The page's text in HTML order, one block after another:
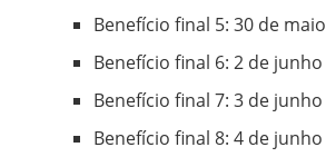
Benefício final 5: 30 de maio
Benefício final 6: 2 de junho
Benefício final 7: 3 de junho
Benefício final 8: 4 de junho